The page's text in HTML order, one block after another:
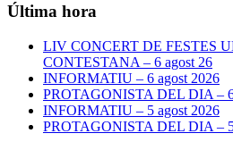
Última hora
LIV CONCERT DE FESTES
CONTESTANA – 6 agost 26
INFORMATIU – 6 agost 2026
PROTAGONISTA DEL DIA –
INFORMATIU – 5 agost 2026
PROTAGONISTA DEL DIA –